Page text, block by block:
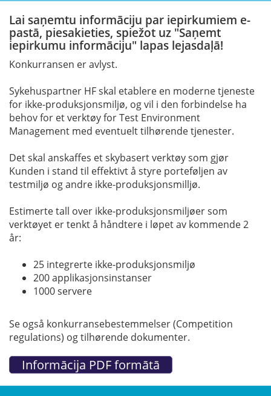
Lai saņemtu informāciju par iepirkumiem e-
pastā, piesakieties, spiežot uz "Saņemt
iepirkumu informāciju" lapas lejasdaļā!
Konkurransen er avlyst.
Sykehuspartner HF skal etablere en moderne tjeneste
for ikke-produksjonsmiljø, og vil i den forbindelse ha
behov for et verktøy for Test Environment
Management med eventuelt tilhørende tjenester.
Det skal anskaffes et skybasert verktøy som gjør
Kunden i stand til effektivt å styre porteføljen av
testmiljø og andre ikke-produksjonsmilljø.
Estimerte tall over ikke-produksjonsmiljøer som
verktøyet er tenkt å håndtere i løpet av kommende 2
år:
25 integrerte ikke-produksjonsmiljø
200 applikasjonsinstanser
1000 servere
Se også konkurransebestemmelser (Competition
regulations) og tilhørende dokumenter.